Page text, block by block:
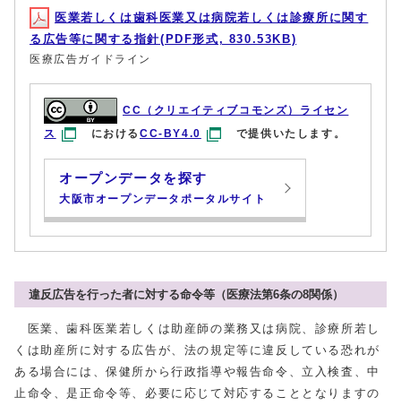
医業若しくは歯科医業又は病院若しくは診療所に関す
る広告等に関する指針(PDF形式, 830.53KB)
医療広告ガイドライン
CC（クリエイティブコモンズ）ライセン
ス
におけるCC-BY4.0 で提供いたします。
オープンデータを探す
大阪市オープンデータポータルサイト
違反広告を行った者に対する命令等（医療法第6条の8関係）
医業、歯科医業若しくは助産師の業務又は病院、診療所若し
くは助産所に対する広告が、法の規定等に違反している恐れが
ある場合には、保健所から行政指導や報告命令、立入検査、中
止命令、是正命令等、必要に応じて対応することとなりますの